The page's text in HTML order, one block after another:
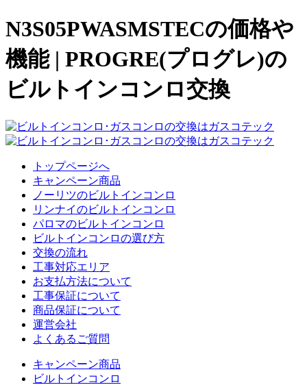
N3S05PWASMSTECの価格や
機能 | PROGRE(プログレ)の
ビルトインコンロ交換
トップページへ
キャンペーン商品
ノーリツのビルトインコンロ
リンナイのビルトインコンロ
パロマのビルトインコンロ
ビルトインコンロの選び方
交換の流れ
工事対応エリア
お支払方法について
工事保証について
商品保証について
運営会社
よくあるご質問
キャンペーン商品
ビルトインコンロ